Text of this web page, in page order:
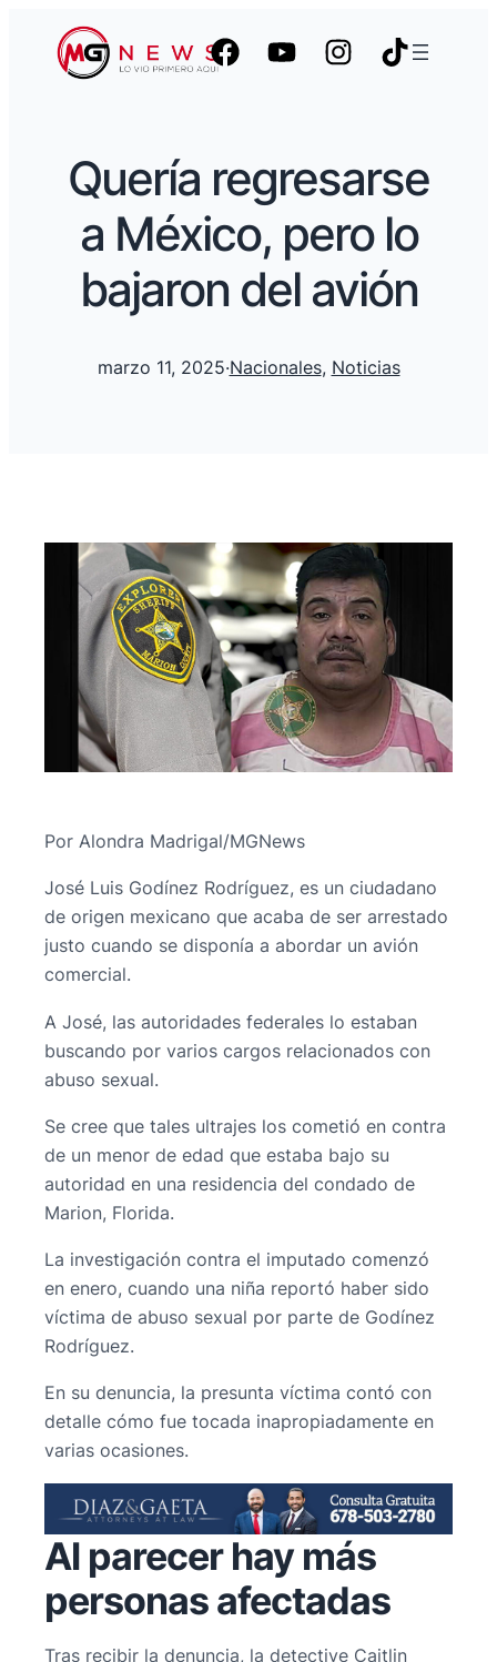
Quería regresarse
a México, pero lo
bajaron del avión
marzo 11, 2025·Nacionales, Noticias
Por Alondra Madrigal/MGNews
José Luis Godínez Rodríguez, es un ciudadano
de origen mexicano que acaba de ser arrestado
justo cuando se disponía a abordar un avión
comercial.
A José, las autoridades federales lo estaban
buscando por varios cargos relacionados con
abuso sexual.
Se cree que tales ultrajes los cometió en contra
de un menor de edad que estaba bajo su
autoridad en una residencia del condado de
Marion, Florida.
La investigación contra el imputado comenzó
en enero, cuando una niña reportó haber sido
víctima de abuso sexual por parte de Godínez
Rodríguez.
En su denuncia, la presunta víctima contó con
detalle cómo fue tocada inapropiadamente en
varias ocasiones.
Al parecer hay más
personas afectadas
Tras recibir la denuncia, la detective Caitlin